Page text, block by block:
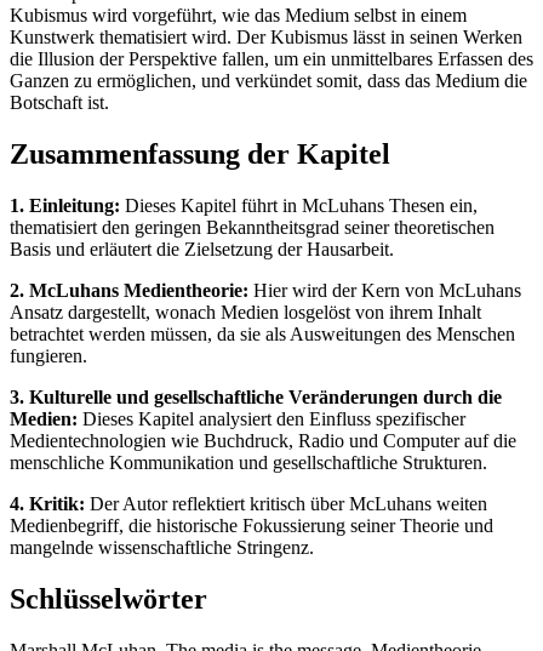
Kubismus wird vorgeführt, wie das Medium selbst in einem
Kunstwerk thematisiert wird. Der Kubismus lässt in seinen Werken
die Illusion der Perspektive fallen, um ein unmittelbares Erfassen des
Ganzen zu ermöglichen, und verkündet somit, dass das Medium die
Botschaft ist.
Zusammenfassung der Kapitel
1. Einleitung: Dieses Kapitel führt in McLuhans Thesen ein,
thematisiert den geringen Bekanntheitsgrad seiner theoretischen
Basis und erläutert die Zielsetzung der Hausarbeit.
2. McLuhans Medientheorie: Hier wird der Kern von McLuhans
Ansatz dargestellt, wonach Medien losgelöst von ihrem Inhalt
betrachtet werden müssen, da sie als Ausweitungen des Menschen
fungieren.
3. Kulturelle und gesellschaftliche Veränderungen durch die
Medien: Dieses Kapitel analysiert den Einfluss spezifischer
Medientechnologien wie Buchdruck, Radio und Computer auf die
menschliche Kommunikation und gesellschaftliche Strukturen.
4. Kritik: Der Autor reflektiert kritisch über McLuhans weiten
Medienbegriff, die historische Fokussierung seiner Theorie und
mangelnde wissenschaftliche Stringenz.
Schlüsselwörter